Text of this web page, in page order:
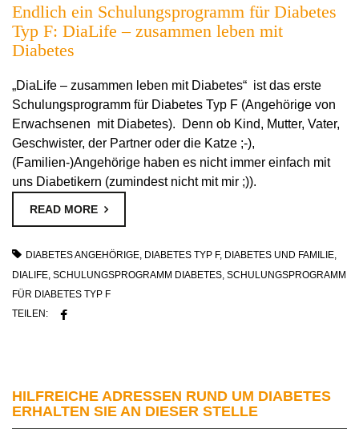
Endlich ein Schulungsprogramm für Diabetes
Typ F: DiaLife – zusammen leben mit
Diabetes
„DiaLife – zusammen leben mit Diabetes“ ist das erste
Schulungsprogramm für Diabetes Typ F (Angehörige von
Erwachsenen mit Diabetes). Denn ob Kind, Mutter, Vater,
Geschwister, der Partner oder die Katze ;-),
(Familien-)Angehörige haben es nicht immer einfach mit
uns Diabetikern (zumindest nicht mit mir ;)).
READ MORE
DIABETES ANGEHÖRIGE, DIABETES TYP F, DIABETES UND FAMILIE,
DIALIFE, SCHULUNGSPROGRAMM DIABETES, SCHULUNGSPROGRAMM
FÜR DIABETES TYP F
TEILEN:
HILFREICHE ADRESSEN RUND UM DIABETES
ERHALTEN SIE AN DIESER STELLE